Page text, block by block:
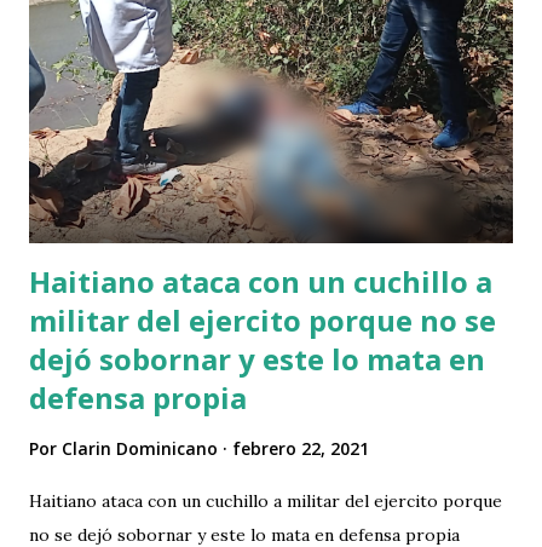
Haitiano ataca con un cuchillo a
militar del ejercito porque no se
dejó sobornar y este lo mata en
defensa propia
Por Clarin Dominicano febrero 22, 2021
Haitiano ataca con un cuchillo a militar del ejercito porque
no se dejó sobornar y este lo mata en defensa propia